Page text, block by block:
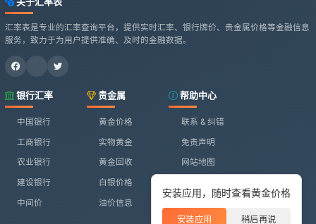
安装应用，随时查看黄金价格
安装应用 稍后再说
汇率表是专业的汇率查询平台，提供实时汇率、银行牌价、贵金属价格等金融信息
服务，致力于为用户提供准确、及时的金融数据。
银行汇率
中国银行
工商银行
农业银行
建设银行
中间价
贵金属
黄金价格
实物黄金
黄金回收
白银价格
油价信息
帮助中心
联系 & 纠错
免责声明
网站地图